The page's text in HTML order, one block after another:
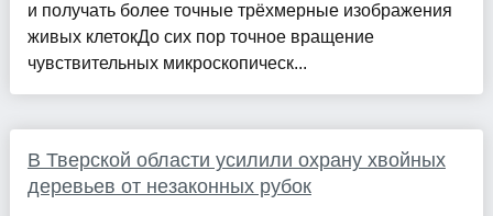
и получать более точные трёхмерные изображения
живых клетокДо сих пор точное вращение
чувствительных микроскопическ...
В Тверской области усилили охрану хвойных
деревьев от незаконных рубок